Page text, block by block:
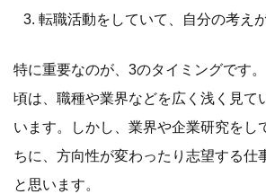
転職活動をしていて、自分の考え
特に重要なのが、3のタイミングです
頃は、職種や業界などを広く浅く見て
います。しかし、業界や企業研究をし
ちに、方向性が変わったり志望する仕
と思います。